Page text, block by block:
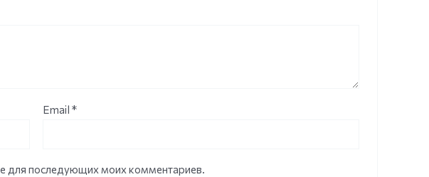
Email*
для последующих моих комментариев.